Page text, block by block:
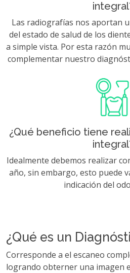
Las radiografías nos aportan
del estado de salud de los
a simple vista. Por esta razón
complementar nuestro
¿Qué beneficio tiene
Idealmente debemos realizar
año, sin embargo, esto puede
indicación del
¿Qué es un
Corresponde a el escaneo
logrando obterner una imagen